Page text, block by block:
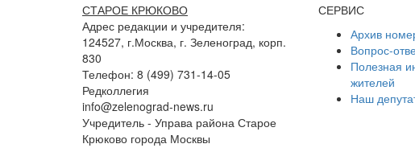
СТАРОЕ КРЮКОВО
Адрес редакции и учредителя:
124527, г.Москва, г. Зеленоград, корп.
830
Телефон: 8 (499) 731-14-05
Редколлегия
info@zelenograd-news.ru
Учредитель - Управа района Старое
Крюково города Москвы
СЕРВИС
Архив
Вопрос-
Полезная
жителей
Наш